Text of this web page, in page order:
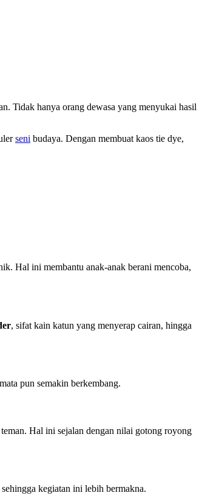
Tidak hanya orang dewasa yang menyukai hasil
seni budaya. Dengan membuat kaos tie dye,
Hal ini membantu anak-anak berani mencoba,
, sifat kain katun yang menyerap cairan, hingga
pun semakin berkembang.
Hal ini sejalan dengan nilai gotong royong
kegiatan ini lebih bermakna.